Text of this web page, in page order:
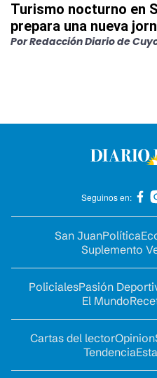
Turismo nocturno en
prepara una nueva
PorRedacción Diario de
Seguinos en:
San JuanPolítica
Suplemento
PolicialesPasión
El Mundo
Cartas del lectorOpinion
Tendencia